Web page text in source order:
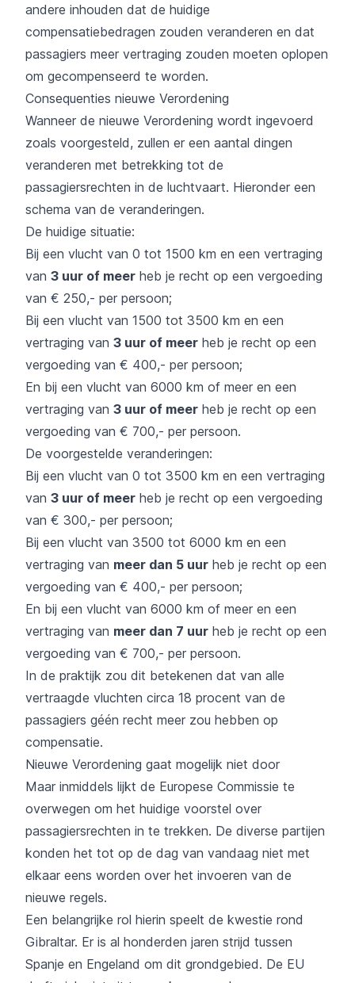
andere inhouden dat de huidige
compensatiebedragen zouden veranderen en dat
passagiers meer vertraging zouden moeten oplopen
om gecompenseerd te worden.
Consequenties nieuwe Verordening
Wanneer de nieuwe Verordening wordt ingevoerd
zoals voorgesteld, zullen er een aantal dingen
veranderen met betrekking tot de
passagiersrechten in de luchtvaart. Hieronder een
schema van de veranderingen.
De huidige situatie:
Bij een vlucht van 0 tot 1500 km en een vertraging
van 3 uur of meer heb je recht op een vergoeding
van € 250,- per persoon;
Bij een vlucht van 1500 tot 3500 km en een
vertraging van 3 uur of meer heb je recht op een
vergoeding van € 400,- per persoon;
En bij een vlucht van 6000 km of meer en een
vertraging van 3 uur of meer heb je recht op een
vergoeding van € 700,- per persoon.
De voorgestelde veranderingen:
Bij een vlucht van 0 tot 3500 km en een vertraging
van 3 uur of meer heb je recht op een vergoeding
van € 300,- per persoon;
Bij een vlucht van 3500 tot 6000 km en een
vertraging van meer dan 5 uur heb je recht op een
vergoeding van € 400,- per persoon;
En bij een vlucht van 6000 km of meer en een
vertraging van meer dan 7 uur heb je recht op een
vergoeding van € 700,- per persoon.
In de praktijk zou dit betekenen dat van alle
vertraagde vluchten circa 18 procent van de
passagiers géén recht meer zou hebben op
compensatie.
Nieuwe Verordening gaat mogelijk niet door
Maar inmiddels lijkt de Europese Commissie te
overwegen om het huidige voorstel over
passagiersrechten in te trekken. De diverse partijen
konden het tot op de dag van vandaag niet met
elkaar eens worden over het invoeren van de
nieuwe regels.
Een belangrijke rol hierin speelt de kwestie rond
Gibraltar. Er is al honderden jaren strijd tussen
Spanje en Engeland om dit grondgebied. De EU